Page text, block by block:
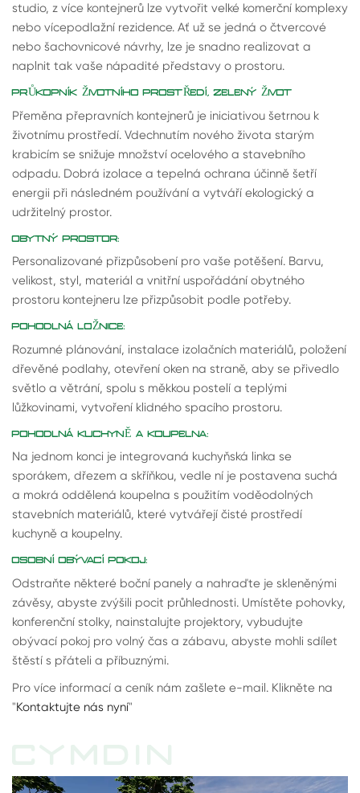
studio, z více kontejnerů lze vytvořit velké komerční komplexy
nebo vícepodlažní rezidence. Ať už se jedná o čtvercové
nebo šachovnicové návrhy, lze je snadno realizovat a
naplnit tak vaše nápadité představy o prostoru.
PRŮKOPNÍK ŽIVOTNÍHO PROSTŘEDÍ, ZELENÝ ŽIVOT
Přeměna přepravních kontejnerů je iniciativou šetrnou k
životnímu prostředí. Vdechnutím nového života starým
krabicím se snižuje množství ocelového a stavebního
odpadu. Dobrá izolace a tepelná ochrana účinně šetří
energii při následném používání a vytváří ekologický a
udržitelný prostor.
OBYTNÝ PROSTOR:
Personalizované přizpůsobení pro vaše potěšení. Barvu,
velikost, styl, materiál a vnitřní uspořádání obytného
prostoru kontejneru lze přizpůsobit podle potřeby.
POHODLNÁ LOŽNICE:
Rozumné plánování, instalace izolačních materiálů, položení
dřevěné podlahy, otevření oken na straně, aby se přivedlo
světlo a větrání, spolu s měkkou postelí a teplými
lůžkovinami, vytvoření klidného spacího prostoru.
POHODLNÁ KUCHYNĚ A KOUPELNA:
Na jednom konci je integrovaná kuchyňská linka se
sporákem, dřezem a skříňkou, vedle ní je postavena suchá
a mokrá oddělená koupelna s použitím voděodolných
stavebních materiálů, které vytvářejí čisté prostředí
kuchyně a koupelny.
OSOBNÍ OBÝVACÍ POKOJ:
Odstraňte některé boční panely a nahraďte je skleněnými
závěsy, abyste zvýšili pocit průhlednosti. Umístěte pohovky,
konferenční stolky, nainstalujte projektory, vybudujte
obývací pokoj pro volný čas a zábavu, abyste mohli sdílet
štěstí s přáteli a příbuznými.
Pro více informací a ceník nám zašlete e-mail. Klikněte na
"Kontaktujte nás nyní"